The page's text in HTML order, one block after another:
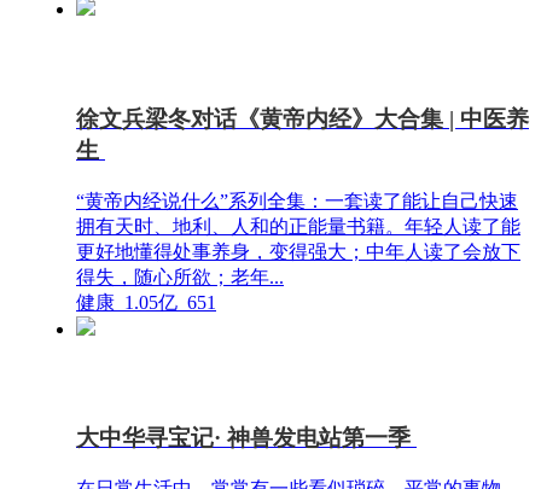
徐文兵梁冬对话《黄帝内经》大合集 | 中医养
生
“黄帝内经说什么”系列全集：一套读了能让自己快速
拥有天时、地利、人和的正能量书籍。年轻人读了能
更好地懂得处事养身，变得强大；中年人读了会放下
得失，随心所欲；老年...
健康 1.05亿 651
大中华寻宝记· 神兽发电站第一季